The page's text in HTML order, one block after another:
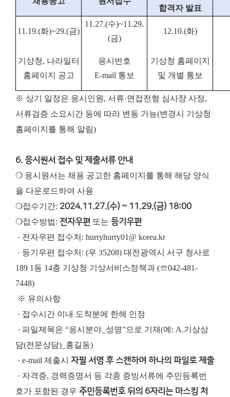
합격자 발표
11.19.(화)~29.(금)
11.27.(수)~11.29.
(금)
12.10.(화)
기상청, 나라일터
홈페이지 공고
응시번호
E-mail 통보
기상청 홈페이지
및 개별 통보
※ 상기 일정은 응시인원, 서류·면접전형 심사장 사정,
서류검증 소요시간 등에 따라 변동 가능(변경시 기상청
홈페이지를 통해 알림)
6. 응시원서 접수 및 제출서류 안내
❍ 응시원서는 채용 공고한 홈페이지를 통해 해당 양식
을 다운로드하여 사용
❍접수기간: 2024.11.27.(수) ~ 11.29.(금) 18:00
❍접수방법: 전자우편 또는 등기우편
· 전자우편 접수처: hurryhurry01@ korea.kr
· 등기우편 접수처: (우 35208) 대전광역시 서구 청사로
189 1동 14층 기상청 기상서비스정책과 (☏042-481-
7448)
※ 유의사항
· 접수시간 이내 도착분에 한해 인정
· 파일제목은 “응시분야_성명”으로 기재(예: A.기상상
담(전문상담)_홍길동)
· e-mail 제출시 자필 서명 후 스캔하여 하나의 파일로 제출
· 자격증, 경력증명서 등 각종 증빙서류에 주민등록번
호가 포함된 경우 주민등록번호 뒤의 6자리는 마스킹 처